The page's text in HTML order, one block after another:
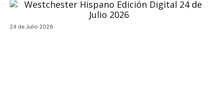
24 de Julio 2026